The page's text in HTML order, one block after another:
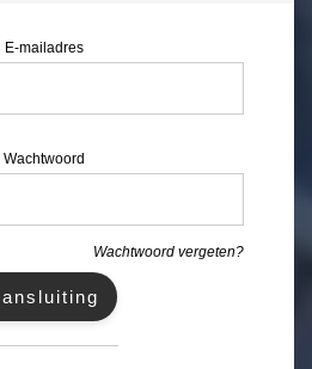
CARROSSERIE
E-mailadres
Wachtwoord
Wachtwoord vergeten?